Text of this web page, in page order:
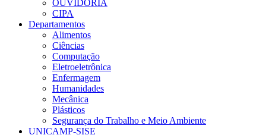
OUVIDORIA
CIPA
Departamentos
Alimentos
Ciências
Computação
Eletroeletrônica
Enfermagem
Humanidades
Mecânica
Plásticos
Segurança do Trabalho e Meio Ambiente
UNICAMP-SISE